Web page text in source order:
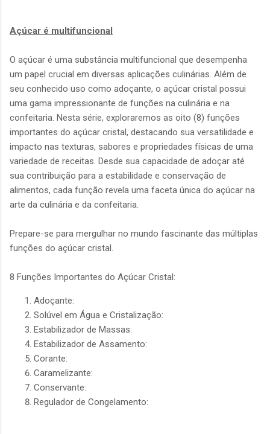
Açúcar é multifuncional
O açúcar é uma substância multifuncional que desempenha
um papel crucial em diversas aplicações culinárias. Além de
seu conhecido uso como adoçante, o açúcar cristal possui
uma gama impressionante de funções na culinária e na
confeitaria. Nesta série, exploraremos as oito (8) funções
importantes do açúcar cristal, destacando sua versatilidade e
impacto nas texturas, sabores e propriedades físicas de uma
variedade de receitas. Desde sua capacidade de adoçar até
sua contribuição para a estabilidade e conservação de
alimentos, cada função revela uma faceta única do açúcar na
arte da culinária e da confeitaria.
Prepare-se para mergulhar no mundo fascinante das múltiplas
funções do açúcar cristal.
8 Funções Importantes do Açúcar Cristal:
Adoçante:
Solúvel em Água e Cristalização:
Estabilizador de Massas:
Estabilizador de Assamento:
Corante:
Caramelizante:
Conservante:
Regulador de Congelamento: